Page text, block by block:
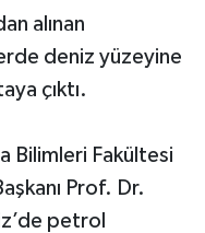
alınan
deniz yüzeyine
çıktı.
Bilimleri Fakültesi
Prof. Dr.
petrol